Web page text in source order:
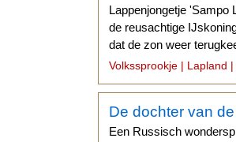
Lappenjongetje 'Sampo
de reusachtige
dat de zon weer
IJskoning.
Volkssprookje | Lapland
De dochter van
Een Russisch